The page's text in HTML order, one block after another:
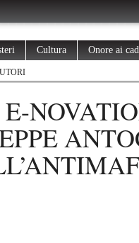
Cultura Onore ai